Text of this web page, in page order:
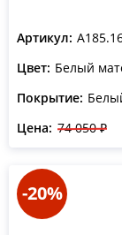
Артикул:
Цвет: Белый
Покрытие:
Цена: 74 050 ₽
-20%